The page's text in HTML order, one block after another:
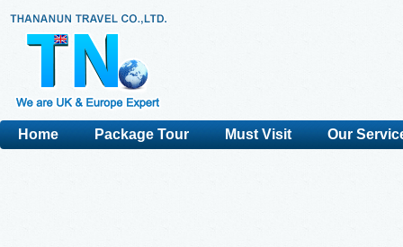
Home Package Tour Must Visit Our